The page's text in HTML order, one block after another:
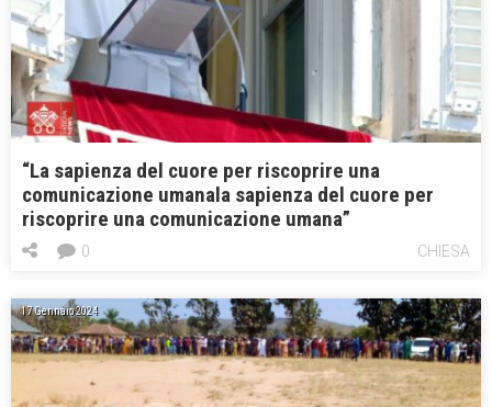
“La sapienza del cuore per riscoprire una
comunicazione umanala sapienza del cuore per
riscoprire una comunicazione umana”
CHIESA
0
17 Gennaio 2024